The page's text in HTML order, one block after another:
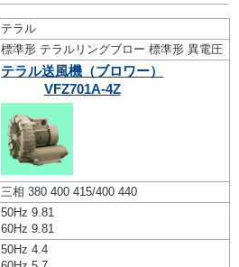
テラル
標準形 テラルリングブロー 標準形 異電圧
テラル送風機（ブロワー）
VFZ701A-4Z
三相 380 400 415/400 440
50Hz 9.81
60Hz 9.81
50Hz 4.4